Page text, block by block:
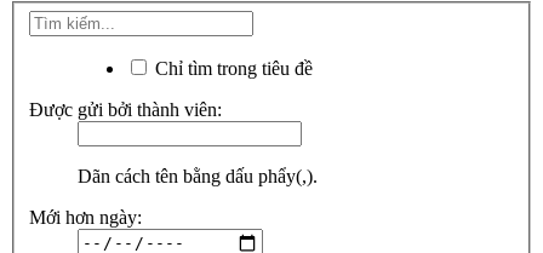
Chỉ tìm trong tiêu đề
Được gửi bởi thành viên:
Dãn cách tên bằng dấu phẩy(,).
Mới hơn ngày: